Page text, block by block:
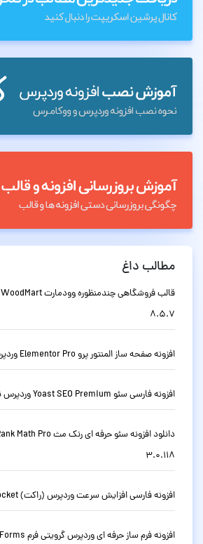
مطالب داغ
8.5.7
افزونه صفحه ساز المنتور پرو Elementor Pro وردپرس نسخه 4.2.1
افزونه فارسی سئو Yoast SEO Premium وردپرس نسخه حرفه ای 28.1
3.0.118
افزونه فارسی افزایش سرعت وردپرس (راکت) WP Rocket نسخه 3.23.1
افزونه فرم ساز حرفه ای وردپرس گرویتی فرم Gravity Forms نسخه 3.0.0